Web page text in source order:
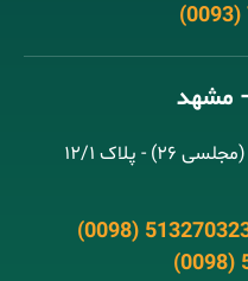
(0093)
– مشهد
(0098)
(0098)